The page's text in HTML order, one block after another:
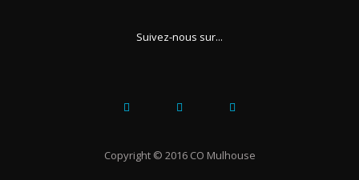
Suivez-nous sur...
Copyright © 2016 CO Mulhouse